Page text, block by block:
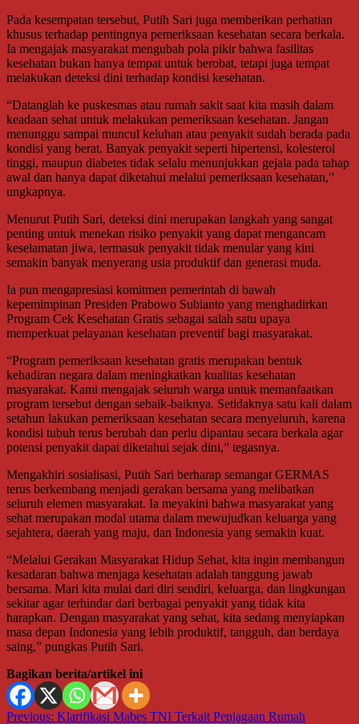
Pada kesempatan tersebut, Putih Sari juga memberikan perhatian
khusus terhadap pentingnya pemeriksaan kesehatan secara berkala.
Ia mengajak masyarakat mengubah pola pikir bahwa fasilitas
kesehatan bukan hanya tempat untuk berobat, tetapi juga tempat
melakukan deteksi dini terhadap kondisi kesehatan.
“Datanglah ke puskesmas atau rumah sakit saat kita masih dalam
keadaan sehat untuk melakukan pemeriksaan kesehatan. Jangan
menunggu sampai muncul keluhan atau penyakit sudah berada pada
kondisi yang berat. Banyak penyakit seperti hipertensi, kolesterol
tinggi, maupun diabetes tidak selalu menunjukkan gejala pada tahap
awal dan hanya dapat diketahui melalui pemeriksaan kesehatan,”
ungkapnya.
Menurut Putih Sari, deteksi dini merupakan langkah yang sangat
penting untuk menekan risiko penyakit yang dapat mengancam
keselamatan jiwa, termasuk penyakit tidak menular yang kini
semakin banyak menyerang usia produktif dan generasi muda.
Ia pun mengapresiasi komitmen pemerintah di bawah
kepemimpinan Presiden Prabowo Subianto yang menghadirkan
Program Cek Kesehatan Gratis sebagai salah satu upaya
memperkuat pelayanan kesehatan preventif bagi masyarakat.
“Program pemeriksaan kesehatan gratis merupakan bentuk
kehadiran negara dalam meningkatkan kualitas kesehatan
masyarakat. Kami mengajak seluruh warga untuk memanfaatkan
program tersebut dengan sebaik-baiknya. Setidaknya satu kali dalam
setahun lakukan pemeriksaan kesehatan secara menyeluruh, karena
kondisi tubuh terus berubah dan perlu dipantau secara berkala agar
potensi penyakit dapat diketahui sejak dini,” tegasnya.
Mengakhiri sosialisasi, Putih Sari berharap semangat GERMAS
terus berkembang menjadi gerakan bersama yang melibatkan
seluruh elemen masyarakat. Ia meyakini bahwa masyarakat yang
sehat merupakan modal utama dalam mewujudkan keluarga yang
sejahtera, daerah yang maju, dan Indonesia yang semakin kuat.
“Melalui Gerakan Masyarakat Hidup Sehat, kita ingin membangun
kesadaran bahwa menjaga kesehatan adalah tanggung jawab
bersama. Mari kita mulai dari diri sendiri, keluarga, dan lingkungan
sekitar agar terhindar dari berbagai penyakit yang tidak kita
harapkan. Dengan masyarakat yang sehat, kita sedang menyiapkan
masa depan Indonesia yang lebih produktif, tangguh, dan berdaya
saing,” pungkas Putih Sari.
Bagikan berita/artikel ini
Navigasi
Previous: Klarifikasi Mabes TNI Terkait Penjagaan Rumah